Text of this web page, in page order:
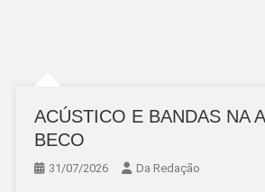
ACÚSTICO E BANDAS NA
BECO
31/07/2026 Da Redação